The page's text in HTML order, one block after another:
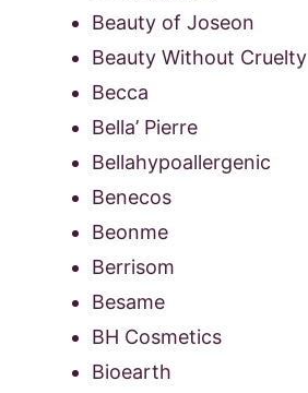
Beauty of Joseon
Beauty Without Cruelty
Becca
Bella’ Pierre
Bellahypoallergenic
Benecos
Beonme
Berrisom
Besame
BH Cosmetics
Bioearth